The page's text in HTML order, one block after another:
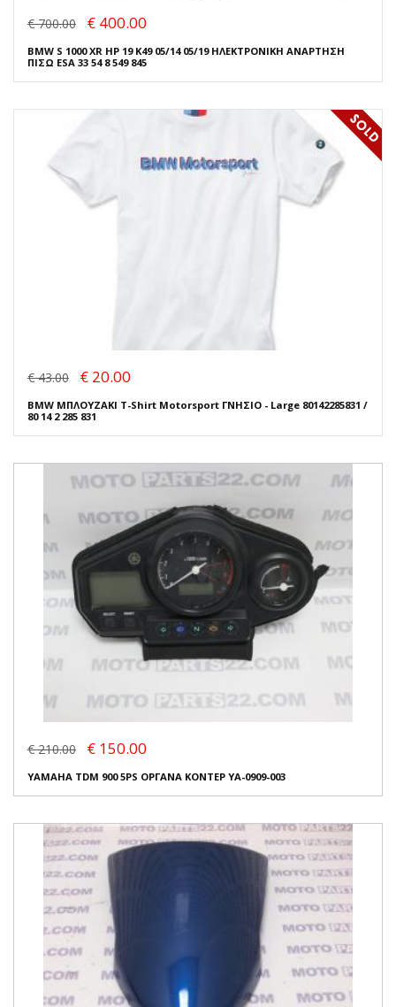
€ 700.00 € 400.00
BMW S 1000 XR HP 19 K49 05/14 05/19 ΗΛΕΚΤΡΟΝΙΚΗ ΑΝΑΡΤΗΣΗ
ΠΙΣΩ ESA 33 54 8 549 845
€ 43.00 € 20.00
BMW ΜΠΛΟΥΖΑΚΙ T-Shirt Motorsport ΓΝΗΣΙΟ - Large 80142285831 /
80 14 2 285 831
€ 210.00 € 150.00
YAMAHA TDM 900 5PS ΟΡΓΑΝΑ ΚΟΝΤΕΡ YA-0909-003